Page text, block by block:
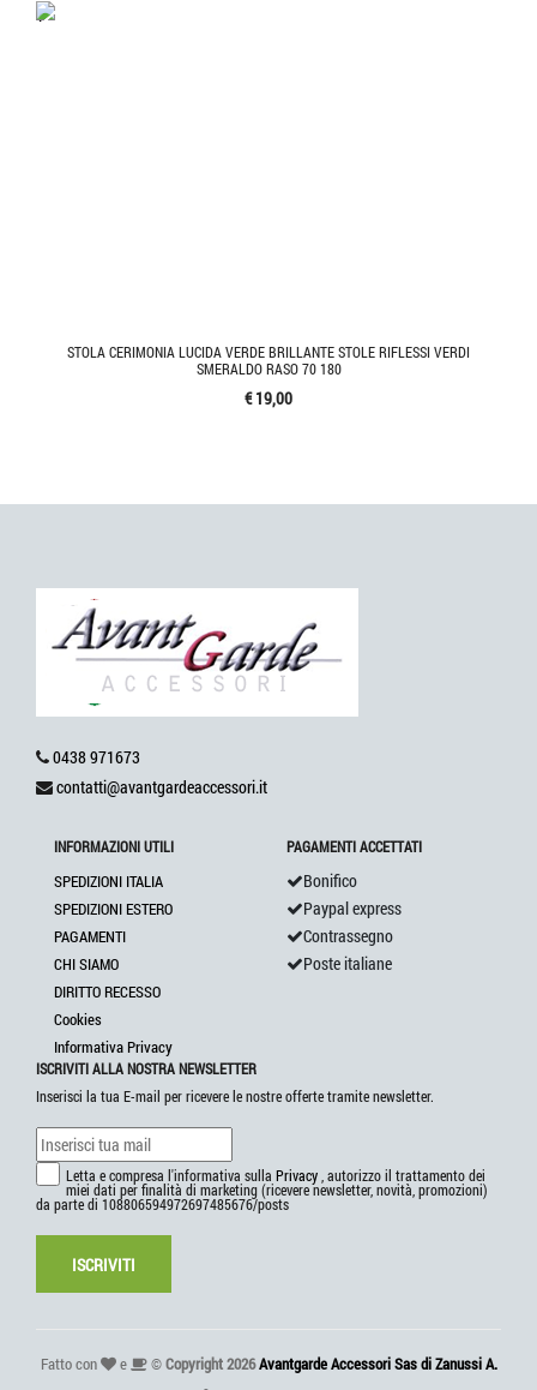
'.'
STOLA CERIMONIA LUCIDA VERDE BRILLANTE STOLE RIFLESSI VERDI
SMERALDO RASO 70 180
€ 19,00
0438 971673
contatti@avantgardeaccessori.it
INFORMAZIONI UTILI
SPEDIZIONI ITALIA
SPEDIZIONI ESTERO
PAGAMENTI
CHI SIAMO
DIRITTO RECESSO
Cookies
Informativa Privacy
PAGAMENTI ACCETTATI
Bonifico
Paypal express
Contrassegno
Poste italiane
ISCRIVITI ALLA NOSTRA NEWSLETTER
Inserisci la tua E-mail per ricevere le nostre offerte tramite newsletter.
Letta e compresa l'informativa sulla Privacy, autorizzo il trattamento dei
miei dati per finalità di marketing (ricevere newsletter, novità, promozioni)
da parte di 108806594972697485676/posts
ISCRIVITI
Fatto con e ©Copyright 2026Avantgarde Accessori Sas di Zanussi A.